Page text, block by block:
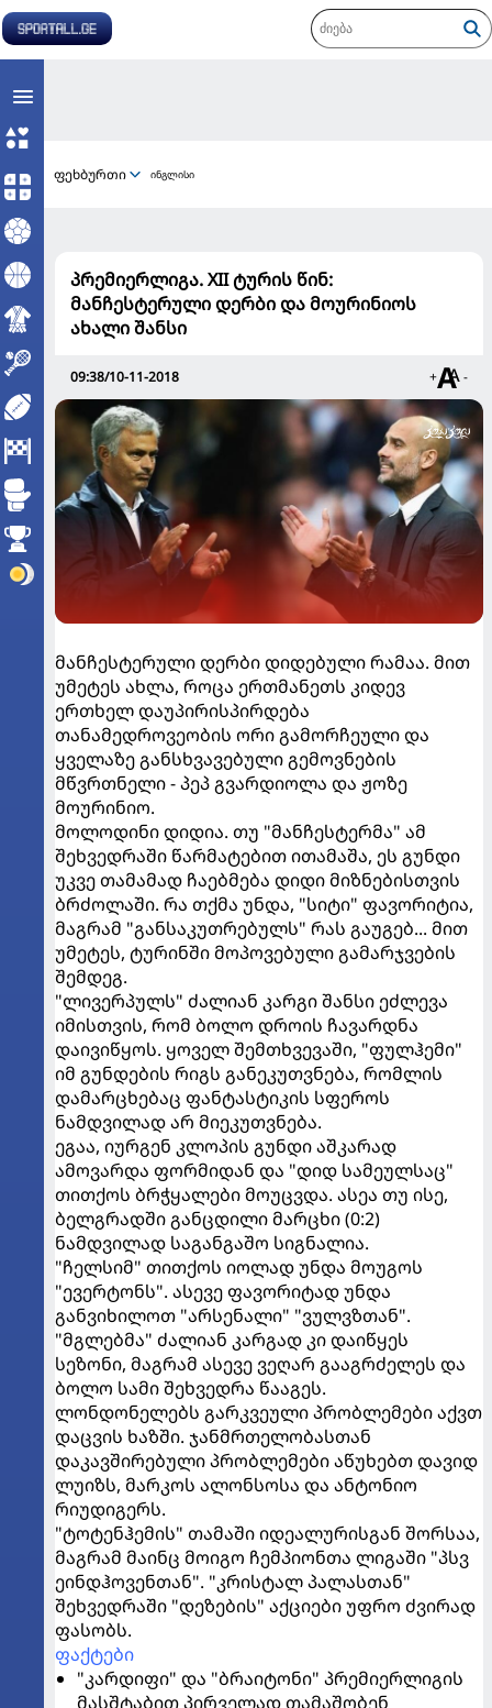
ფეხბურთი ინგლისი
პრემიერლიგა. XII ტურის წინ:
მანჩესტერული დერბი და მოურინიოს
ახალი შანსი
09:38/10-11-2018 + -
მანჩესტერული დერბი დიდებული რამაა. მით
უმეტეს ახლა, როცა ერთმანეთს კიდევ
ერთხელ დაუპირისპირდება
თანამედროვეობის ორი გამორჩეული და
ყველაზე განსხვავებული გემოვნების
მწვრთნელი - პეპ გვარდიოლა და ჟოზე
მოურინიო.
მოლოდინი დიდია. თუ "მანჩესტერმა" ამ
შეხვედრაში წარმატებით ითამაშა, ეს გუნდი
უკვე თამამად ჩაებმება დიდი მიზნებისთვის
ბრძოლაში. რა თქმა უნდა, "სიტი" ფავორიტია,
მაგრამ "განსაკუთრებულს" რას გაუგებ... მით
უმეტეს, ტურინში მოპოვებული გამარჯვების
შემდეგ.
"ლივერპულს" ძალიან კარგი შანსი ეძლევა
იმისთვის, რომ ბოლო დროის ჩავარდნა
დაივიწყოს. ყოველ შემთხვევაში, "ფულჰემი"
იმ გუნდების რიგს განეკუთვნება, რომლის
დამარცხებაც ფანტასტიკის სფეროს
ნამდვილად არ მიეკუთვნება.
ეგაა, იურგენ კლოპის გუნდი აშკარად
ამოვარდა ფორმიდან და "დიდ სამეულსაც"
თითქოს ბრჭყალები მოუცვდა. ასეა თუ ისე,
ბელგრადში განცდილი მარცხი (0:2)
ნამდვილად საგანგაშო სიგნალია.
"ჩელსიმ" თითქოს იოლად უნდა მოუგოს
"ევერტონს". ასევე ფავორიტად უნდა
განვიხილოთ "არსენალი" "ვულვზთან".
"მგლებმა" ძალიან კარგად კი დაიწყეს
სეზონი, მაგრამ ასევე ვეღარ გააგრძელეს და
ბოლო სამი შეხვედრა წააგეს.
ლონდონელებს გარკვეული პრობლემები აქვთ
დაცვის ხაზში. ჯანმრთელობასთან
დაკავშირებული პრობლემები აწუხებთ დავიდ
ლუიზს, მარკოს ალონსოსა და ანტონიო
რიუდიგერს.
"ტოტენჰემის" თამაში იდეალურისგან შორსაა,
მაგრამ მაინც მოიგო ჩემპიონთა ლიგაში "პსვ
ეინდჰოვენთან". "კრისტალ პალასთან"
შეხვედრაში "დეზების" აქციები უფრო ძვირად
ფასობს.
ფაქტები
"კარდიფი" და "ბრაიტონი" პრემიერლიგის
მასშტაბით პირველად თამაშობენ